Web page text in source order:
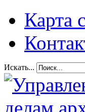
Карта
Искать...